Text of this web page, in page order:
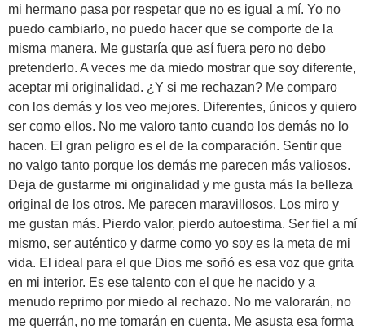
mi hermano pasa por respetar que no es igual a mí. Yo no
puedo cambiarlo, no puedo hacer que se comporte de la
misma manera. Me gustaría que así fuera pero no debo
pretenderlo. A veces me da miedo mostrar que soy diferente,
aceptar mi originalidad. ¿Y si me rechazan? Me comparo
con los demás y los veo mejores. Diferentes, únicos y quiero
ser como ellos. No me valoro tanto cuando los demás no lo
hacen. El gran peligro es el de la comparación. Sentir que
no valgo tanto porque los demás me parecen más valiosos.
Deja de gustarme mi originalidad y me gusta más la belleza
original de los otros. Me parecen maravillosos. Los miro y
me gustan más. Pierdo valor, pierdo autoestima. Ser fiel a mí
mismo, ser auténtico y darme como yo soy es la meta de mi
vida. El ideal para el que Dios me soñó es esa voz que grita
en mi interior. Es ese talento con el que he nacido y a
menudo reprimo por miedo al rechazo. No me valorarán, no
me querrán, no me tomarán en cuenta. Me asusta esa forma